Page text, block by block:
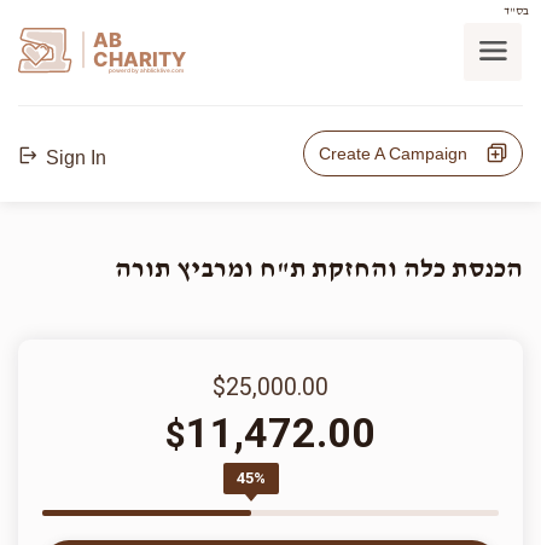
בס"ד
AB
CHARITY
powerd by ahblicklive.com
Sign In Create A Campaign
הכנסת כלה והחזקת ת"ח ומרביץ תורה
$25,000.00
$11,472.00
45%